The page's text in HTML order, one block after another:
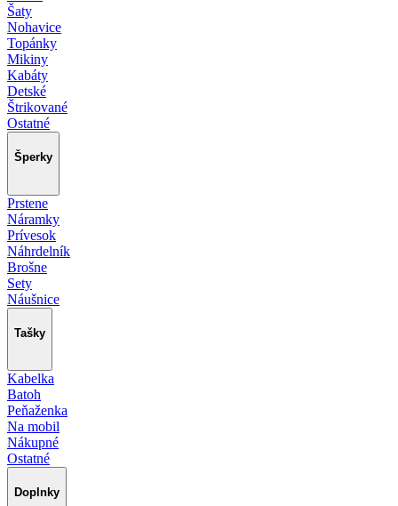
Šaty
Nohavice
Topánky
Mikiny
Kabáty
Detské
Štrikované
Ostatné
Šperky
Prstene
Náramky
Prívesok
Náhrdelník
Brošne
Sety
Náušnice
Tašky
Kabelka
Batoh
Peňaženka
Na mobil
Nákupné
Ostatné
Doplnky